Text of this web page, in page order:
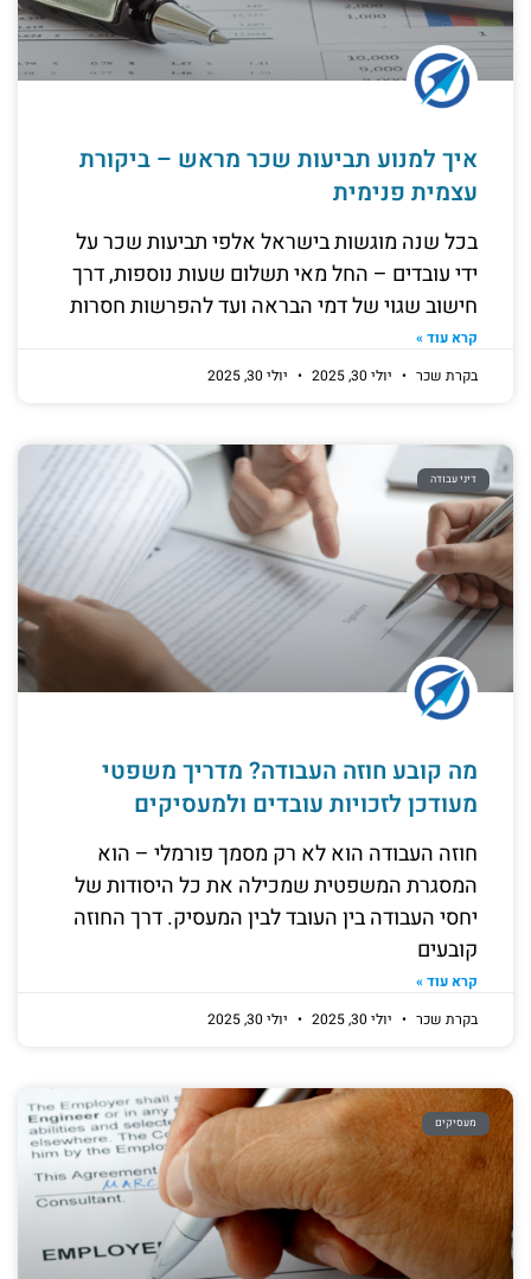
איך למנוע תביעות שכר מראש – ביקורת
עצמית פנימית
בכל שנה מוגשות בישראל אלפי תביעות שכר על
ידי עובדים – החל מאי תשלום שעות נוספות, דרך
חישוב שגוי של דמי הבראה ועד להפרשות חסרות
קרא עוד »
בקרת שכר
יולי 30, 2025 יולי 30, 2025
דיני עבודה
מה קובע חוזה העבודה? מדריך משפטי
מעודכן לזכויות עובדים ולמעסיקים
חוזה העבודה הוא לא רק מסמך פורמלי – הוא
המסגרת המשפטית שמכילה את כל היסודות של
יחסי העבודה בין העובד לבין המעסיק. דרך החוזה
קובעים
קרא עוד »
בקרת שכר
יולי 30, 2025 יולי 30, 2025
מעסיקים